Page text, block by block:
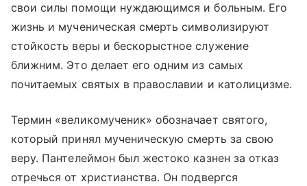
свои силы помощи нуждающимся и больным. Его
жизнь и мученическая смерть символизируют
стойкость веры и бескорыстное служение
ближним. Это делает его одним из самых
почитаемых святых в православии и католицизме.
Термин «великомученик» обозначает святого,
который принял мученическую смерть за свою
веру. Пантелеймон был жестоко казнен за отказ
отречься от христианства. Он подвергся